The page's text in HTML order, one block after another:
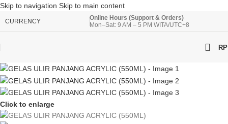
Skip to navigation Skip to main content
CURRENCY
Online Hours (Support & Orders)
Mon–Sat: 9 AM – 5 PM WITA/UTC+8
RP
Click to enlarge